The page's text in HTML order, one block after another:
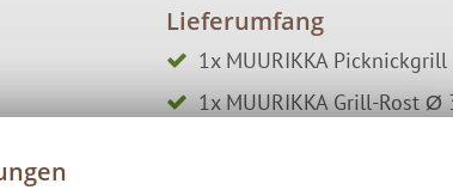
Lieferumfang
1x MUURIKKA
1x MUURIKKA Grill-Rost Ø